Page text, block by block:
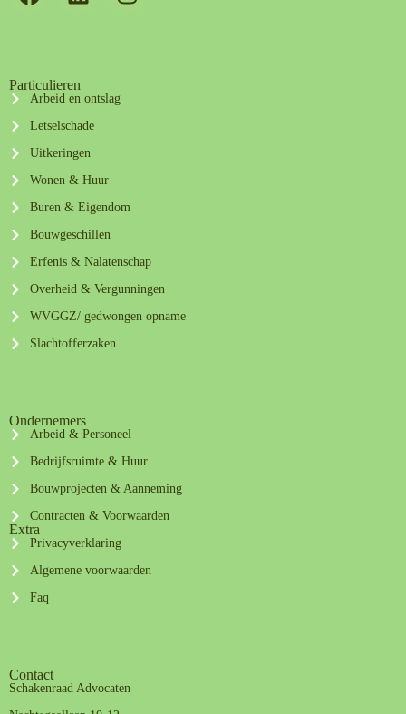
Particulieren
Arbeid en ontslag
Letselschade
Uitkeringen
Wonen & Huur
Buren & Eigendom
Bouwgeschillen
Erfenis & Nalatenschap
Overheid & Vergunningen
WVGGZ/ gedwongen opname
Slachtofferzaken
Ondernemers
Arbeid & Personeel
Bedrijfsruimte & Huur
Bouwprojecten & Aanneming
Contracten & Voorwaarden
Extra
Privacyverklaring
Algemene voorwaarden
Faq
Contact
Schakenraad Advocaten